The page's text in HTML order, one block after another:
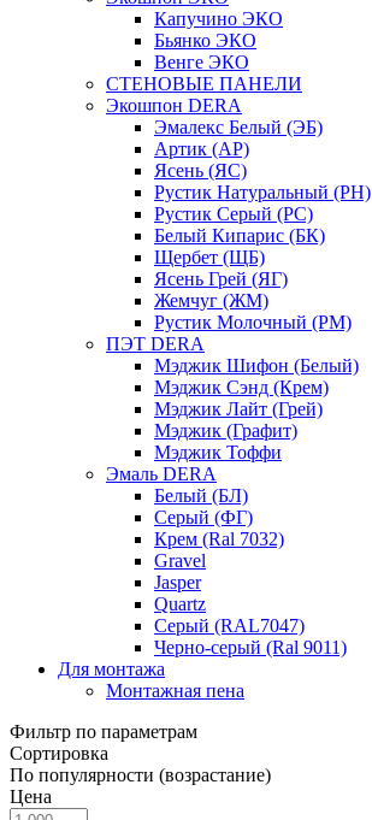
Капучино ЭКО
Бьянко ЭКО
Венге ЭКО
СТЕНОВЫЕ ПАНЕЛИ
Экошпон DERA
Эмалекс Белый (ЭБ)
Артик (АР)
Ясень (ЯС)
Рустик Натуральный (РН)
Рустик Серый (РС)
Белый Кипарис (БК)
Щербет (ЩБ)
Ясень Грей (ЯГ)
Жемчуг (ЖМ)
Рустик Молочный (РМ)
ПЭТ DERA
Мэджик Шифон (Белый)
Мэджик Сэнд (Крем)
Мэджик Лайт (Грей)
Мэджик (Графит)
Мэджик Тоффи
Эмаль DERA
Белый (БЛ)
Серый (ФГ)
Крем (Ral 7032)
Gravel
Jasper
Quartz
Серый (RAL7047)
Черно-серый (Ral 9011)
Для монтажа
Монтажная пена
Фильтр по параметрам
Сортировка
По популярности (возрастание)
Цена